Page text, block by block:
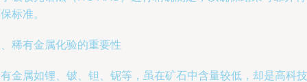
标准。
稀有金属化验的重要性
金属如锂、铍、钽、铌等，虽在矿石中含量较低，却是高科技